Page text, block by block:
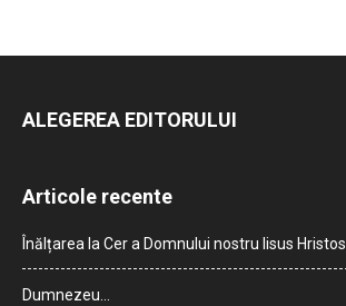
ALEGEREA EDITORULUI
Articole recente
Înălțarea la Cer a Domnului nostru Iisus Hristos
Dumnezeu…